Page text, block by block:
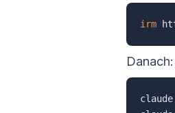
irm
Danach:
claude